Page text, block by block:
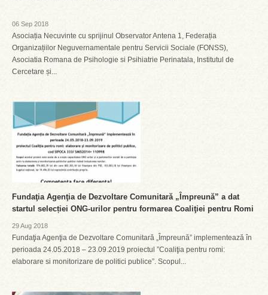
06 Sep 2018
Asociația Necuvinte cu sprijinul Observator Antena 1, Federația
Organizațiilor Neguvernamentale pentru Servicii Sociale (FONSS),
Asociatia Romana de Psihologie si Psihiatrie Perinatala, Institutul de
Cercetare și...
Fundaţia Agenţia de Dezvoltare Comunitară „Împreună” a dat
startul selecției ONG-urilor pentru formarea Coaliţiei pentru Romi
29 Aug 2018
Fundaţia Agenţia de Dezvoltare Comunitară „Împreună” implementează în
perioada 24.05.2018 – 23.09.2019 proiectul ”Coaliţia pentru romi:
elaborare si monitorizare de politici publice”. Scopul...